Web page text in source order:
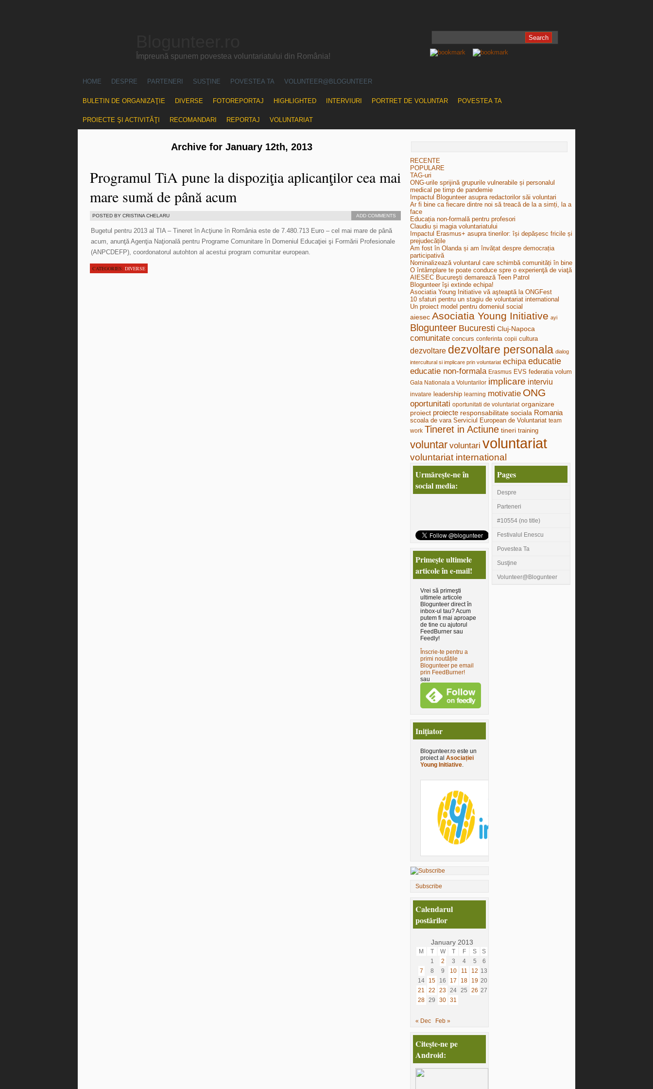
Împreună spunem povestea voluntariatului din România!
HOME DESPRE PARTENERI SUSŢINE POVESTEA TA VOLUNTEER@BLOGUNTEER
BULETIN DE ORGANIZAŢIE DIVERSE FOTOREPORTAJ HIGHLIGHTED INTERVIURI PORTRET DE VOLUNTAR POVESTEA TA
PROIECTE ŞI ACTIVITĂŢI RECOMANDARI REPORTAJ VOLUNTARIAT
Archive for January 12th, 2013
Programul TiA pune la dispoziţia aplicanţilor cea mai
mare sumă de până acum
POSTED BY CRISTINA CHELARU ADD COMMENTS
Bugetul pentru 2013 al TIA – Tineret în Acţiune în România este de 7.480.713 Euro – cel mai mare de până
acum, anunţă Agenţia Naţională pentru Programe Comunitare în Domeniul Educaţiei şi Formării Profesionale
(ANPCDEFP), coordonatorul autohton al acestui program comunitar european.
CATEGORIES: DIVERSE
RECENTE
POPULARE
TAG-uri
ONG-urile sprijină grupurile vulnerabile și personalul
medical pe timp de pandemie
Impactul Blogunteer asupra redactorilor săi voluntari
Ar fi bine ca fiecare dintre noi să treacă de la a simți, la a
face
Educația non-formală pentru profesori
Claudiu și magia voluntariatului
Impactul Erasmus+ asupra tinerilor: își depășesc fricile și
prejudecățile
Am fost în Olanda și am învățat despre democrația
participativă
Nominalizează voluntarul care schimbă comunități în bine
O întâmplare te poate conduce spre o experienţă de viaţă
AIESEC Bucureşti demarează Teen Patrol
Blogunteer îşi extinde echipa!
Asociatia Young Initiative vă aşteaptă la ONGFest
10 sfaturi pentru un stagiu de voluntariat international
Un proiect model pentru domeniul social
aiesec Asociatia Young Initiative ayi
Blogunteer Bucuresti Cluj-Napoca
comunitate concurs conferinta copii cultura
dezvoltare dezvoltare personala dialog
intercultural si implicare prin voluntariat echipa educatie
educatie non-formala Erasmus EVS federatia volum
Gala Nationala a Voluntarilor implicare interviu
invatare leadership learning motivatie ONG
oportunitati oportunitati de voluntariat organizare
proiect proiecte responsabilitate sociala Romania
scoala de vara Serviciul European de Voluntariat team
work Tineret in Actiune tineri training
voluntar voluntari voluntariat
voluntariat international
Urmăreşte-ne în
social media:
Primeşte ultimele
articole în e-mail!
Vrei să primeşti
ultimele articole
Blogunteer direct în
inbox-ul tau? Acum
putem fi mai aproape
de tine cu ajutorul
FeedBurner sau
Feedly!
Înscrie-te pentru a
primi noutățile
Blogunteer pe email
prin FeedBurner!
sau
Iniţiator
Blogunteer.ro este un
proiect al Asociației
Young Initiative.
Subscribe
Calendarul
postărilor
January 2013
M T W T F S
S
1
2 3 4 5
6
7
8 9 10 11 12 13
14
15 16 17 18 19 20
21
22 23 24 25 26 27
28 29 30 31
« Dec Feb »
Citeşte-ne pe
Android:
Pages
Despre
Parteneri
#10554 (no title)
Festivalul Enescu
Povestea Ta
Susţine
Volunteer@Blogunteer